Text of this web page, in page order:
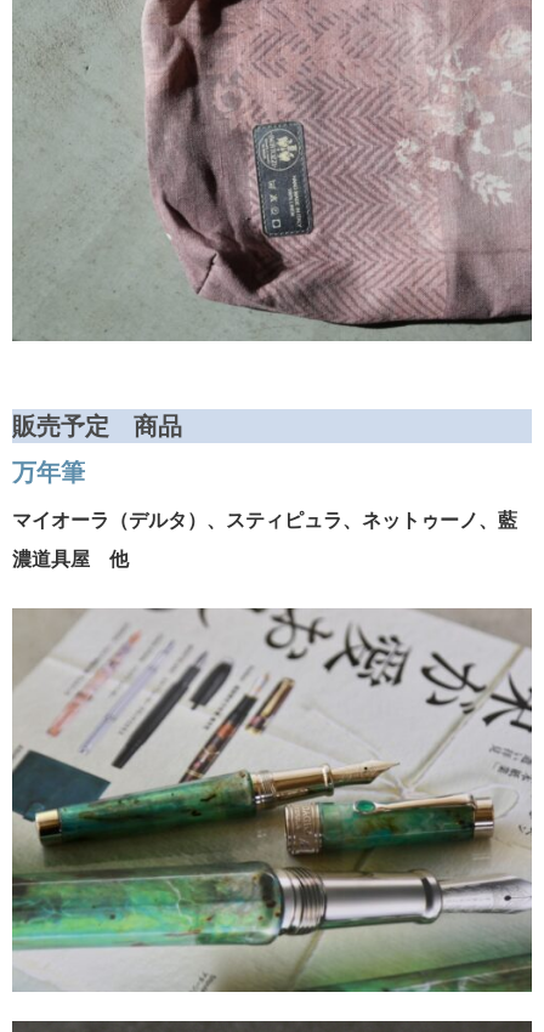
販売予定 商品
万年筆
マイオーラ（デルタ）、スティピュラ、ネットゥーノ、藍
濃道具屋 他